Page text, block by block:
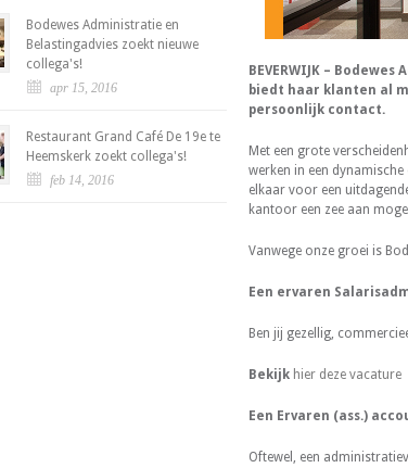
BEVERWIJK –
biedt haar klanten al
persoonlijk contact.
Met een grote
werken in een
elkaar voor een
kantoor een zee aan
Vanwege onze groei is
Een ervaren
Ben jij gezellig,
Bekijk hier deze vacature
Een Ervaren (ass.)
Oftewel, een
Bodewes Administratie en
Belastingadvies zoekt nieuwe
collega's!
apr 15, 2016
Restaurant Grand Café De 19e te
Heemskerk zoekt collega's!
feb 14, 2016